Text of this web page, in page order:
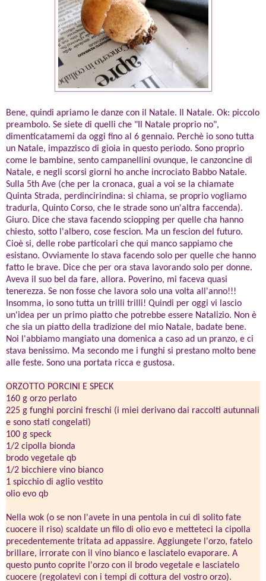
Bene, quindi apriamo le danze con il Natale. Il Natale. Ok: piccolo
preambolo. Se siete di quelli che "Il Natale proprio no",
dimenticatamemi da oggi fino al 6 gennaio. Perchè io sono tutta
un Natale, impazzisco di gioia in questo periodo. Sono proprio
come le bambine, sento campanellini ovunque, le canzoncine di
Natale, e negli scorsi giorni ho anche incrociato Babbo Natale.
Sulla 5th Ave (che per la cronaca, guai a voi se la chiamate
Quinta Strada, perdincirindina: si chiama, se proprio vogliamo
tradurla, Quinto Corso, che le strade sono un'altra faccenda).
Giuro. Dice che stava facendo sciopping per quelle cha hanno
chiesto, sotto l'albero, cose fescion. Ma un fescion del futuro.
Cioè si, delle robe particolari che qui manco sappiamo che
esistano. Ovviamente lo stava facendo solo per quelle che hanno
fatto le brave. Dice che per ora stava lavorando solo per donne.
Aveva il suo bel da fare, allora. Poverino, mi faceva quasi
tenerezza. Se non fosse che lavora solo una volta all'anno!!!
Insomma, io sono tutta un trilli trilli! Quindi per oggi vi lascio
un'idea per un primo piatto che potrebbe essere Natalizio. Non è
che sia un piatto della tradizione del mio Natale, badate bene.
Noi l'abbiamo mangiato una domenica a caso ad un pranzo, e ci
stava benissimo. Ma secondo me i funghi si prestano molto bene
alle feste. Sono una portata ricca e gustosa.
ORZOTTO PORCINI E SPECK
160 g orzo perlato
225 g funghi porcini freschi (i miei derivano dai raccolti autunnali
e sono stati congelati)
100 g speck
1/2 cipolla bionda
brodo vegetale qb
1/2 bicchiere vino bianco
1 spicchio di aglio vestito
olio evo qb
Nella wok (o se non l'avete in una pentola in cui di solito fate
cuocere il riso) scaldate un filo di olio evo e metteteci la cipolla
precedentemente tritata ad appassire. Aggiungete l'orzo, fatelo
brillare, irrorate con il vino bianco e lasciatelo evaporare. A
questo punto coprite l'orzo con il brodo vegetale e lasciatelo
cuocere (regolatevi con i tempi di cottura del vostro orzo).